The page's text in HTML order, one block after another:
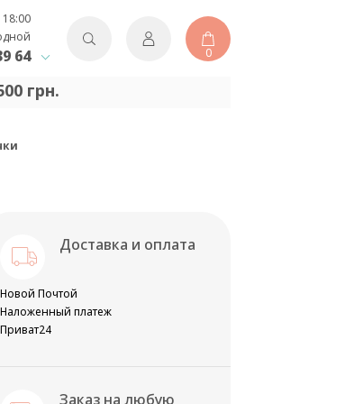
18:00
64 0
грн.
Доставка и оплата
Новой Почтой
Наложенный платеж
Приват24
Заказ на любую